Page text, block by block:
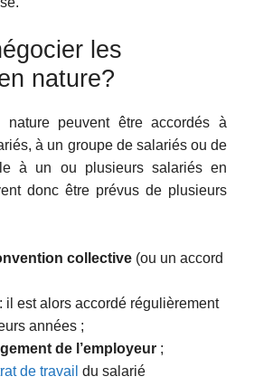
les
nature?
nature peuvent être accordés à
à un groupe de salariés ou de
à un ou plusieurs salariés en
donc être prévus de plusieurs
collective (ou un accord
: il est alors accordé régulièrement
années ;
de l’employeur ;
de travail du salarié